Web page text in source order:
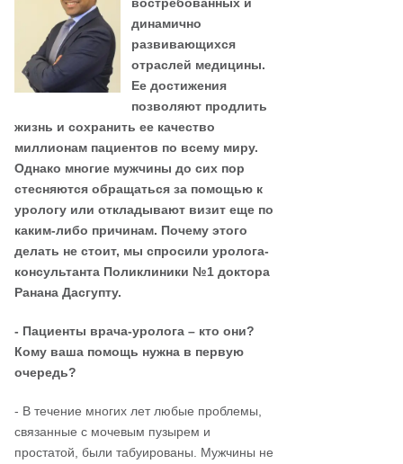
динамично
развивающихся
отраслей медицины.
Ее достижения
позволяют продлить
жизнь и сохранить ее качество
миллионам пациентов по всему миру.
Однако многие мужчины до сих пор
стесняются обращаться за помощью к
урологу или откладывают визит еще по
каким-либо причинам. Почему этого
делать не стоит, мы спросили уролога-
консультанта Поликлиники №1 доктора
Ранана Дасгупту.
- Пациенты врача-уролога – кто они?
Кому ваша помощь нужна в первую
очередь?
- В течение многих лет любые проблемы,
связанные с мочевым пузырем и
простатой, были табуированы. Мужчины не